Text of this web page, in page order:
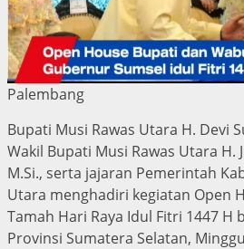
Palembang
Bupati Musi Rawas Utara H. Devi
Wakil Bupati Musi Rawas Utara H.
M.Si., serta jajaran Pemerintah
Utara menghadiri kegiatan Open
Tamah Hari Raya Idul Fitri 1447 H
Provinsi Sumatera Selatan,